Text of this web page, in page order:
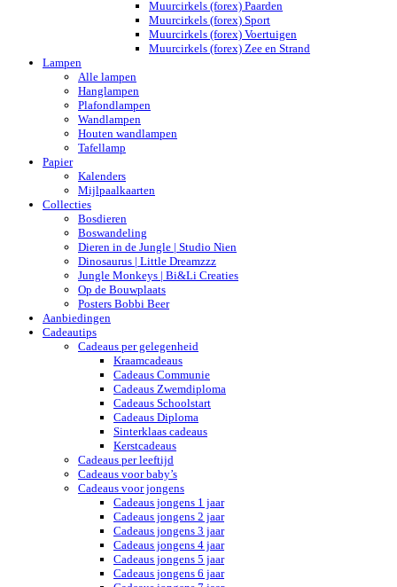
Muurcirkels (forex) Paarden
Muurcirkels (forex) Sport
Muurcirkels (forex) Voertuigen
Muurcirkels (forex) Zee en Strand
Lampen
Alle lampen
Hanglampen
Plafondlampen
Wandlampen
Houten wandlampen
Tafellamp
Papier
Kalenders
Mijlpaalkaarten
Collecties
Bosdieren
Boswandeling
Dieren in de Jungle | Studio Nien
Dinosaurus | Little Dreamzzz
Jungle Monkeys | Bi&Li Creaties
Op de Bouwplaats
Posters Bobbi Beer
Aanbiedingen
Cadeautips
Cadeaus per gelegenheid
Kraamcadeaus
Cadeaus Communie
Cadeaus Zwemdiploma
Cadeaus Schoolstart
Cadeaus Diploma
Sinterklaas cadeaus
Kerstcadeaus
Cadeaus per leeftijd
Cadeaus voor baby’s
Cadeaus voor jongens
Cadeaus jongens 1 jaar
Cadeaus jongens 2 jaar
Cadeaus jongens 3 jaar
Cadeaus jongens 4 jaar
Cadeaus jongens 5 jaar
Cadeaus jongens 6 jaar